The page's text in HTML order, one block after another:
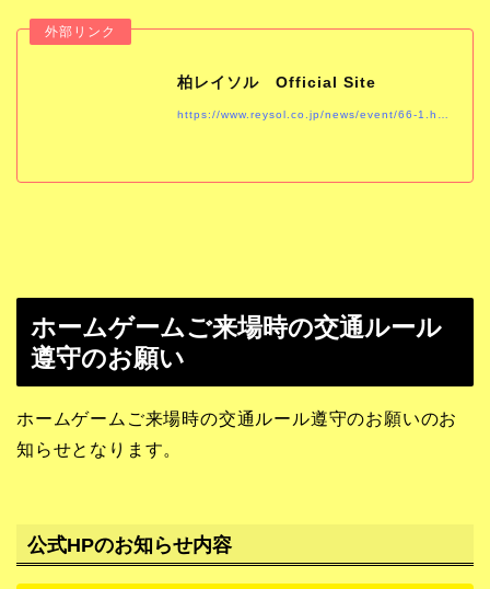
柏レイソル Official Site
https://www.reysol.co.jp/news/event/66-1.html
ホームゲームご来場時の交通ルール
遵守のお願い
ホームゲームご来場時の交通ルール遵守のお願いのお
知らせとなります。
公式HPのお知らせ内容